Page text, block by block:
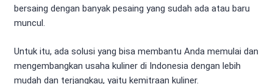
bersaing dengan banyak pesaing yang sudah ada atau baru
muncul.
Untuk itu, ada solusi yang bisa membantu Anda memulai dan
mengembangkan usaha kuliner di Indonesia dengan lebih
mudah dan terjangkau, yaitu kemitraan kuliner.